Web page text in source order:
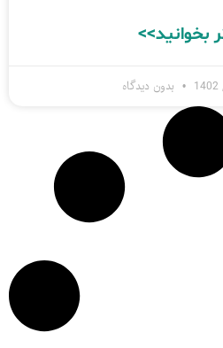
بدون دیدگاه